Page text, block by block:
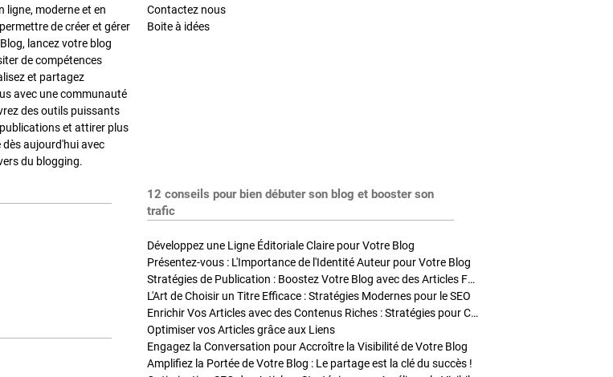
ligne, moderne et en
de créer et gérer
lancez votre blog
de compétences
et partagez
avec une communauté
des outils puissants
et attirer plus
dès aujourd'hui avec
du blogging.
Contactez nous
Boite à idées
12 conseils pour bien débuter son blog et booster son
trafic
Développez une Ligne Éditoriale Claire pour Votre Blog
Présentez-vous : L'Importance de l'Identité Auteur pour Votre Blog
Stratégies de Publication : Boostez Votre Blog avec des Articles Fréquents et Exclusifs
L'Art de Choisir un Titre Efficace : Stratégies Modernes pour le SEO
Enrichir Vos Articles avec des Contenus Riches : Stratégies pour Captiver et Optimiser
Optimiser vos Articles grâce aux Liens
Engagez la Conversation pour Accroître la Visibilité de Votre Blog
Amplifiez la Portée de Votre Blog : Le partage est la clé du succès !